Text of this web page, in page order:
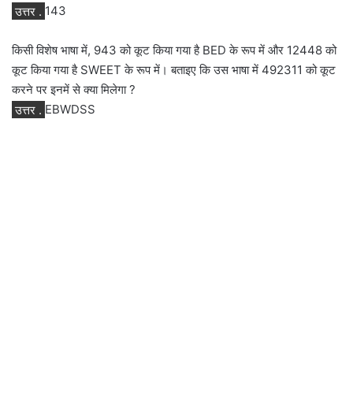
उत्तर . 143
किसी विशेष भाषा में, 943 को कूट किया गया है BED के रूप में और 12448 को
कूट किया गया है SWEET के रूप में। बताइए कि उस भाषा में 492311 को कूट
करने पर इनमें से क्या मिलेगा ?
उत्तर . EBWDSS